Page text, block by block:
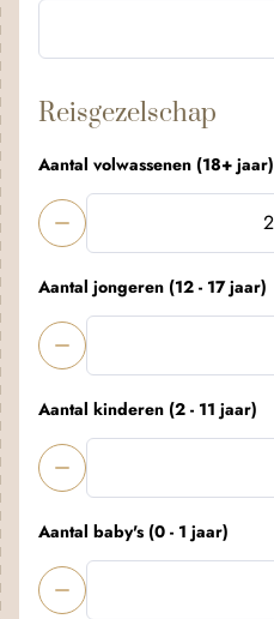
Reisgezelschap
Aantal volwassenen (18+ jaar)
Aantal jongeren (12 - 17 jaar)
Aantal kinderen (2 - 11 jaar)
Aantal baby's (0 - 1 jaar)